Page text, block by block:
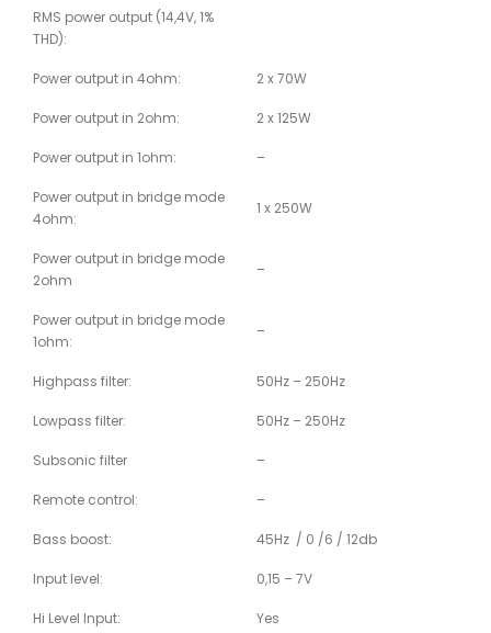
RMS power output (14,4V, 1%
THD):
Power output in 4ohm: 2 x 70W
Power output in 2ohm: 2 x 125W
Power output in 1ohm: –
Power output in bridge mode
4ohm:
1 x 250W
Power output in bridge mode
2ohm
–
Power output in bridge mode
1ohm:
–
Highpass filter: 50Hz – 250Hz
Lowpass filter: 50Hz – 250Hz
Subsonic filter –
Remote control: –
Bass boost: 45Hz / 0 /6 / 12db
Input level: 0,15 – 7V
Hi Level Input: Yes